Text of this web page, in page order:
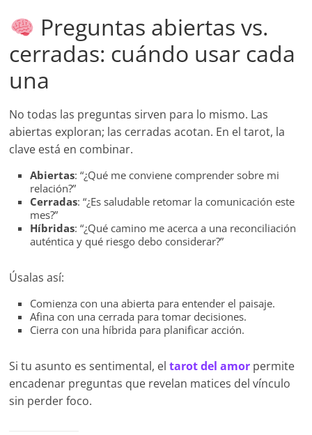
Preguntas abiertas vs.
cerradas: cuándo usar cada
una
No todas las preguntas sirven para lo mismo. Las
abiertas exploran; las cerradas acotan. En el tarot, la
clave está en combinar.
Abiertas: “¿Qué me conviene comprender sobre mi
relación?”
Cerradas: “¿Es saludable retomar la comunicación este
mes?”
Híbridas: “¿Qué camino me acerca a una reconciliación
auténtica y qué riesgo debo considerar?”
Úsalas así:
Comienza con una abierta para entender el paisaje.
Afina con una cerrada para tomar decisiones.
Cierra con una híbrida para planificar acción.
Si tu asunto es sentimental, eltarot del amor permite
encadenar preguntas que revelan matices del vínculo
sin perder foco.